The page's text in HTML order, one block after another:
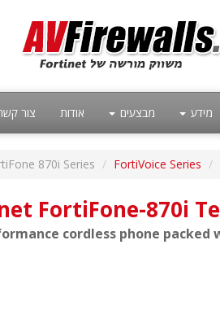
מידע מבצעים אודות צור
FortiVoice Series
870i Series
FortiFone-870i
cordless phone